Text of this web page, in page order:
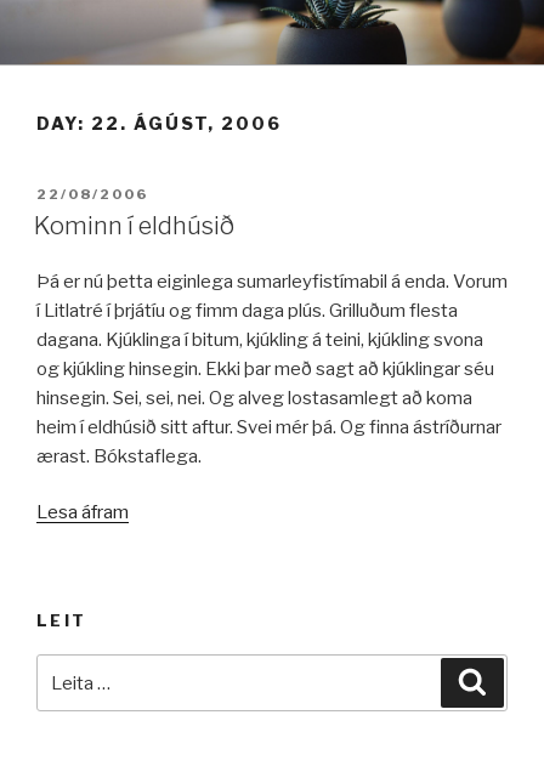
efni
DAY: 22. ÁGÚST, 2006
BIRT:
22/08/2006
Kominn í eldhúsið
Þá er nú þetta eiginlega sumarleyfistímabil á enda. Vorum
í Litlatré í þrjátíu og fimm daga plús. Grilluðum flesta
dagana. Kjúklinga í bitum, kjúkling á teini, kjúkling svona
og kjúkling hinsegin. Ekki þar með sagt að kjúklingar séu
hinsegin. Sei, sei, nei. Og alveg lostasamlegt að koma
heim í eldhúsið sitt aftur. Svei mér þá. Og finna ástríðurnar
ærast. Bókstaflega.
Lesa áfram
LEIT
að: